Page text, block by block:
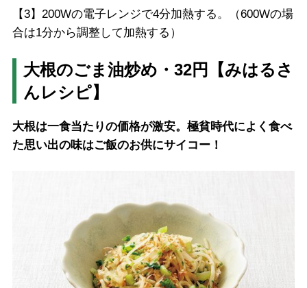
【3】200Wの電子レンジで4分加熱する。（600Wの場
合は1分から調整して加熱する）
大根のごま油炒め・32円【みはるさ
んレシピ】
大根は一食当たりの価格が激安。極貧時代によく食べ
た思い出の味はご飯のお供にサイコー！